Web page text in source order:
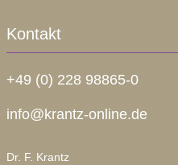
Kontakt
+49 (0) 228 98865-0
info@krantz-online.de
Dr. F. Krantz